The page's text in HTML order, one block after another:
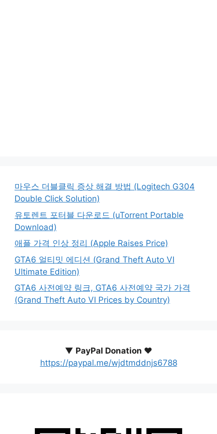
마우스 더블클릭 증상 해결 방법 (Logitech G304
Double Click Solution)
유토렌트 포터블 다운로드 (uTorrent Portable
Download)
애플 가격 인상 정리 (Apple Raises Price)
GTA6 얼티밋 에디션 (Grand Theft Auto VI
Ultimate Edition)
GTA6 사전예약 링크, GTA6 사전예약 국가 가격
(Grand Theft Auto VI Prices by Country)
▼ PayPal Donation ♥️
https://paypal.me/wjdtmddnjs6788